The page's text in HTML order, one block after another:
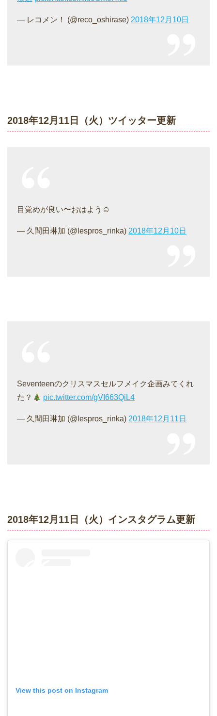
— レコメン！ (@reco_oshirase) 2018年12月10日
2018年12月11日（火）ツイッター更新
目覚めが良い〜おはよう☺︎
— 久間田琳加 (@lespros_rinka) 2018年12月10日
Seventeenのクリスマスセルフメイク企画みてくれ
た？
pic.twitter.com/gVI663QiL4
— 久間田琳加 (@lespros_rinka) 2018年12月11日
2018年12月11日（火）インスタグラム更新
View this post on Instagram